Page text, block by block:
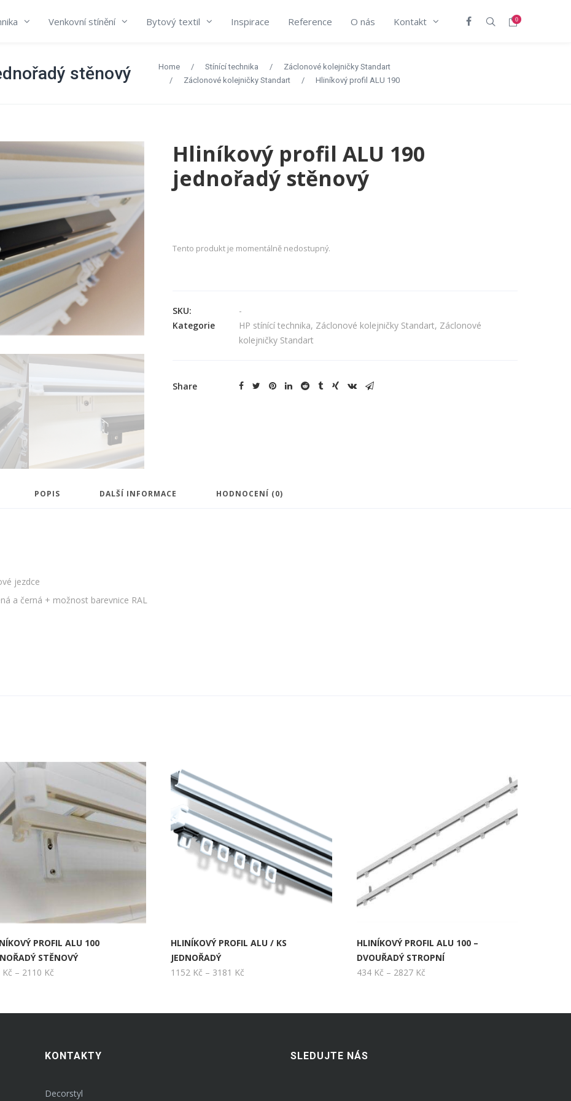
0
Venkovní stínění Bytový textil Inspirace Reference O nás Kontakt
stěnový Home / Stínící technika /
Záclonové kolejničky Standart
/
Záclonové kolejničky Standart / Hliníkový profil ALU 190
Hliníkový profil ALU 190
jednořadý stěnový
Tento produkt je momentálně nedostupný.
SKU:
-
Kategorie
HP stínící technika, Záclonové kolejničky Standart, Záclonové
kolejničky Standart
Share
POPIS DALŠÍ INFORMACE HODNOCENÍ (0)
jezdce
a černá + možnost barevnice RAL
PROFIL ALU 100
STĚNOVÝ
Kč – 2110 KčRozpětí
až
HLINÍKOVÝ PROFIL ALU / KS
JEDNOŘADÝ
1152 Kč – 3181 Kč
až
HLINÍKOVÝ PROFIL ALU 100 –
DVOUŘADÝ STROPNÍ
434 Kč – 2827 KčRozpětí
až
KONTAKTY
Decorstyl
SLEDUJTE NÁS